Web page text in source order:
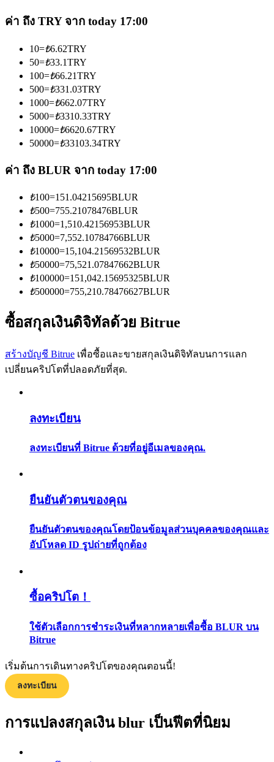
เป็นเทรดเดอร์คัดลอก
เพลิดเพลินกับการแบ่งปันผลกำไรและค่าคอมมิชชั่นการคัด
ลอกการซื้อขาย
ข้อมูล
การวิเคราะห์ข้อมูลขนาดใหญ่ รวมถึงข้อมูลการค้า ฯลฯ
แนะนำ
คู่มือเริ่มต้นฟิวเจอร์ส
กลยุทธ์การซื้อขาย
เรียนรู้วิธีการรักษาผลกำไร
ค่า ถึง TRY จาก today 17:00
10=₺6.62TRY
50=₺33.1TRY
100=₺66.21TRY
500=₺331.03TRY
1000=₺662.07TRY
5000=₺3310.33TRY
10000=₺6620.67TRY
50000=₺33103.34TRY
ค่า ถึง BLUR จาก today 17:00
₺100=151.04215695BLUR
₺500=755.21078476BLUR
₺1000=1,510.42156953BLUR
₺5000=7,552.10784766BLUR
₺10000=15,104.21569532BLUR
₺50000=75,521.07847662BLUR
₺100000=151,042.15695325BLUR
₺500000=755,210.78476627BLUR
ซื้อสกุลเงินดิจิทัลด้วย Bitrue
สร้างบัญชี Bitrue เพื่อซื้อและขายสกุลเงินดิจิทัลบนการแลก
เปลี่ยนคริปโตที่ปลอดภัยที่สุด.
ลงทะเบียน
ลงทะเบียนที่ Bitrue ด้วยที่อยู่อีเมลของคุณ.
ยืนยันตัวตนของคุณ
ยืนยันตัวตนของคุณโดยป้อนข้อมูลส่วนบุคคลของคุณและ
อัปโหลด ID รูปถ่ายที่ถูกต้อง
ซื้อคริปโต！
ใช้ตัวเลือกการชำระเงินที่หลากหลายเพื่อซื้อ BLUR บน
Bitrue
เริ่มต้นการเดินทางคริปโตของคุณตอนนี้!
ลงทะเบียน
การแปลงสกุลเงิน blur เป็นฟีตที่นิยม